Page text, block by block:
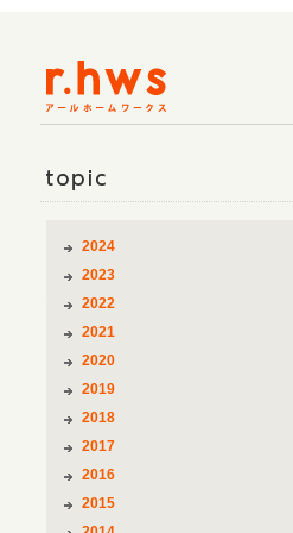
2024
2023
2022
2021
2020
2019
2018
2017
2016
2015